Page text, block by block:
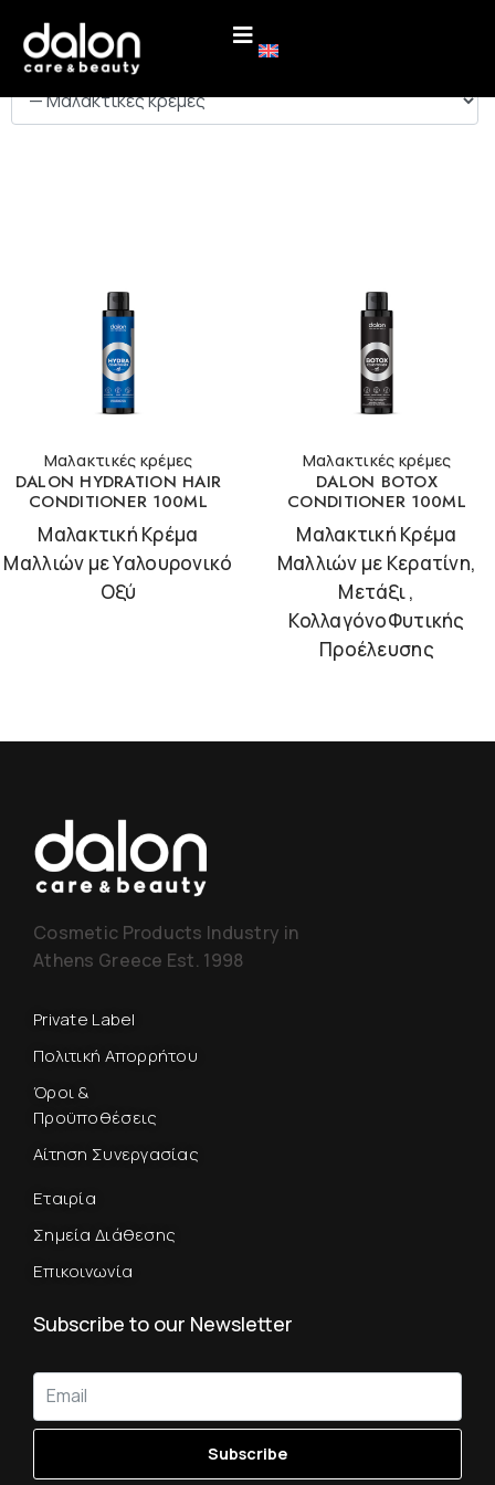
ΚΑΤΗΓΟΡΙΕΣ
Μαλακτικές κρέμες
DALON HYDRATION HAIR
CONDITIONER 100ML
Μαλακτική Κρέμα
Μαλλιών με Υαλουρονικό
Οξύ
Μαλακτικές κρέμες
DALON BOTOX
CONDITIONER 100ML
Μαλακτική Κρέμα
Μαλλιών με Κερατίνη,
Μετάξι ,
ΚολλαγόνοΦυτικής
Προέλευσης
Cosmetic Products Industry in
Athens Greece Est. 1998
Private Label
Πολιτική Απορρήτου
Όροι &
Προϋποθέσεις
Αίτηση Συνεργασίας
Εταιρία
Σημεία Διάθεσης
Επικοινωνία
Subscribe to our Newsletter
Subscribe